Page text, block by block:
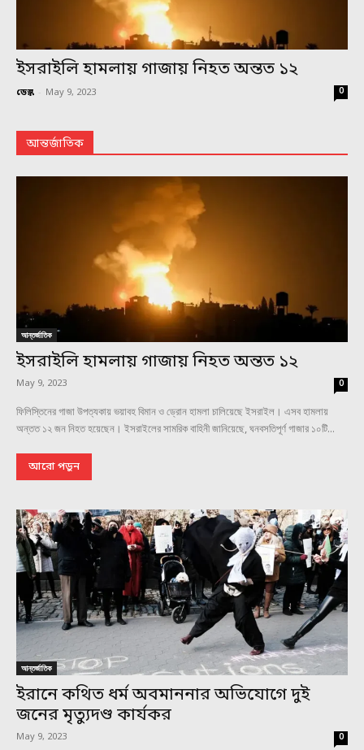
ইসরাইলি হামলায় গাজায় নিহত অন্তত ১২
ডেস্ক - May 9, 2023 0
আন্তর্জাতিক
আন্তর্জাতিক
ইসরাইলি হামলায় গাজায় নিহত অন্তত ১২
May 9, 2023 0
ফিলিস্তিনের গাজা উপত্যকায় ভয়াবহ বিমান ও ড্রোন হামলা চালিয়েছে ইসরাইল। এসব হামলায়
অন্তত ১২ জন নিহত হয়েছেন। ইসরাইলের সামরিক বাহিনী জানিয়েছে, ঘনবসতিপূর্ণ গাজার ১০টি...
আরো পড়ুন
আন্তর্জাতিক
ইরানে কথিত ধর্ম অবমাননার অভিযোগে দুই
জনের মৃত্যুদণ্ড কার্যকর
May 9, 2023 0